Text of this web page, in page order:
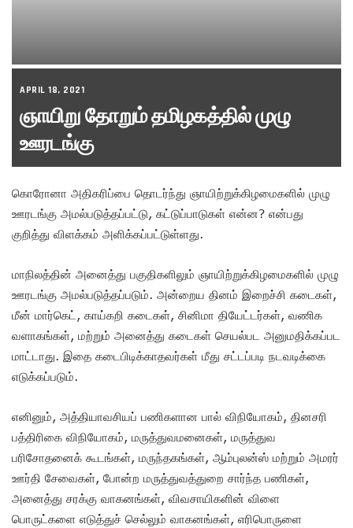
APRIL 18, 2021
ஞாயிறு தோறும் தமிழகத்தில் முழு
ஊரடங்கு
கொரோனா அதிகரிப்பை தொடர்ந்து ஞாயிற்றுக்கிழமைகளில் முழு
ஊரடங்கு அமல்படுத்தப்பட்டு, கட்டுப்பாடுகள் என்ன? என்பது
குறித்து விளக்கம் அளிக்கப்பட்டுள்ளது.
மாநிலத்தின் அனைத்து பகுதிகளிலும் ஞாயிற்றுக்கிழமைகளில் முழு
ஊரடங்கு அமல்படுத்தப்படும். அன்றைய தினம் இறைச்சி கடைகள்,
மீன் மார்கெட், காய்கறி கடைகள், சினிமா தியேட்டர்கள், வணிக
வளாகங்கள், மற்றும் அனைத்து கடைகள் செயல்பட அனுமதிக்கப்பட
மாட்டாது. இதை கடைபிடிக்காதவர்கள் மீது சட்டப்படி நடவடிக்கை
எடுக்கப்படும்.
எனினும், அத்தியாவசியப் பணிகளான பால் விநியோகம், தினசரி
பத்திரிகை விநியோகம், மருத்துவமனைகள், மருத்துவ
பரிசோதனைக் கூடங்கள், மருந்தகங்கள், ஆம்புலன்ஸ் மற்றும் அமரர்
ஊர்தி சேவைகள், போன்ற மருத்துவத்துறை சார்ந்த பணிகள்,
அனைத்து சரக்கு வாகனங்கள், விவசாயிகளின் விளை
பொருட்களை எடுத்துச் செல்லும் வாகனங்கள், எரிபொருளை